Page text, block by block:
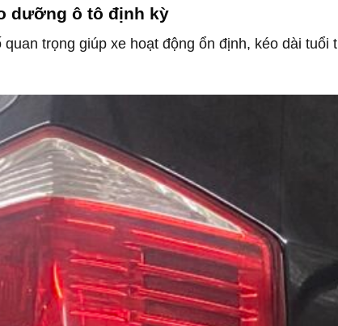
dưỡng ô tô định kỳ
trọng giúp xe hoạt động ổn định, kéo dài